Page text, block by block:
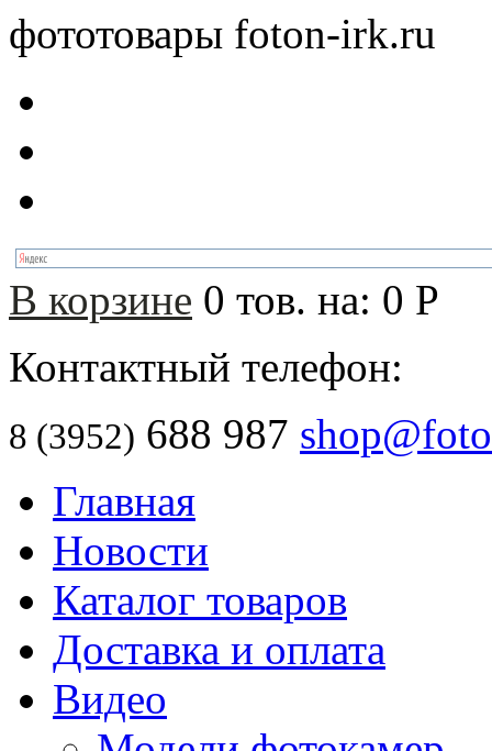
фототовары foton-irk.ru
В корзине 0 тов. на: 0 Р
Контактный телефон:
8 (3952) 688 987
Главная
Новости
Каталог товаров
Доставка и оплата
Видео